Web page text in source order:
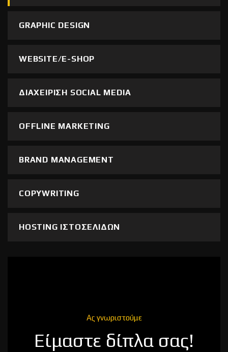
GRAPHIC DESIGN
WEBSITE/E-SHOP
ΔΙΑΧΕΙΡΙΣΗ SOCIAL MEDIA
OFFLINE MARKETING
BRAND MANAGEMENT
COPYWRITING
HOSTING ΙΣΤΟΣΕΛΙΔΩΝ
Ας γνωριστούμε
Είμαστε δίπλα σας!